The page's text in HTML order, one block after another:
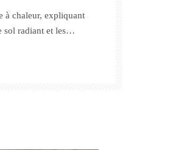
à chaleur, expliquant
sol radiant et les